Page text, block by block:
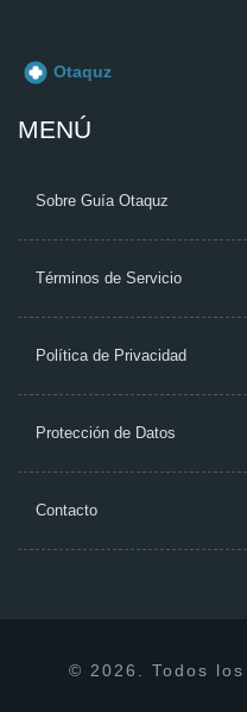
MENÚ
Sobre Guía Otaquz
Términos de Servicio
Política de Privacidad
Protección de Datos
Contacto
© 2026. Todos